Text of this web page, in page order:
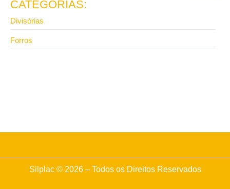
CATEGORIAS:
Divisórias
Forros
Silplac © 2026 – Todos os Direitos Reservados